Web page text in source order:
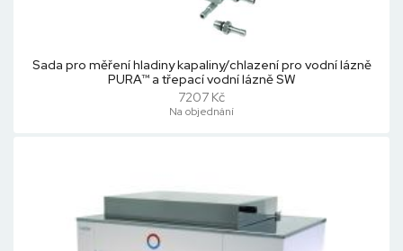
Sada pro měření hladiny kapaliny/chlazení pro vodní lázně
PURA™ a třepací vodní lázně SW
7207 Kč
Na objednání